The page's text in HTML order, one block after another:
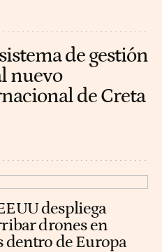
de gestión
nuevo
de Creta
despliega
drones en
dentro de Europa